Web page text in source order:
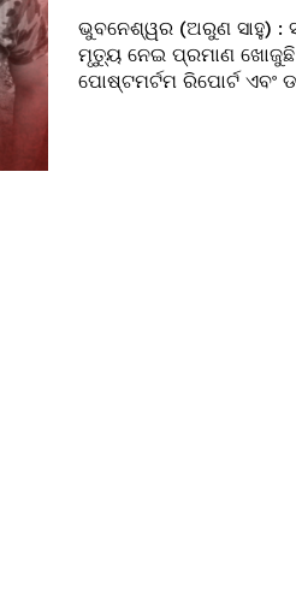
ଭୁବନେଶ୍ୱର (ଅରୁଣ ସାହୁ) :
ମୃତ୍ୟୁ ନେଇ ପ୍ରମାଣ
ପୋଷ୍ଟମର୍ଟମ ରିପୋର୍ଟ ଏବଂ